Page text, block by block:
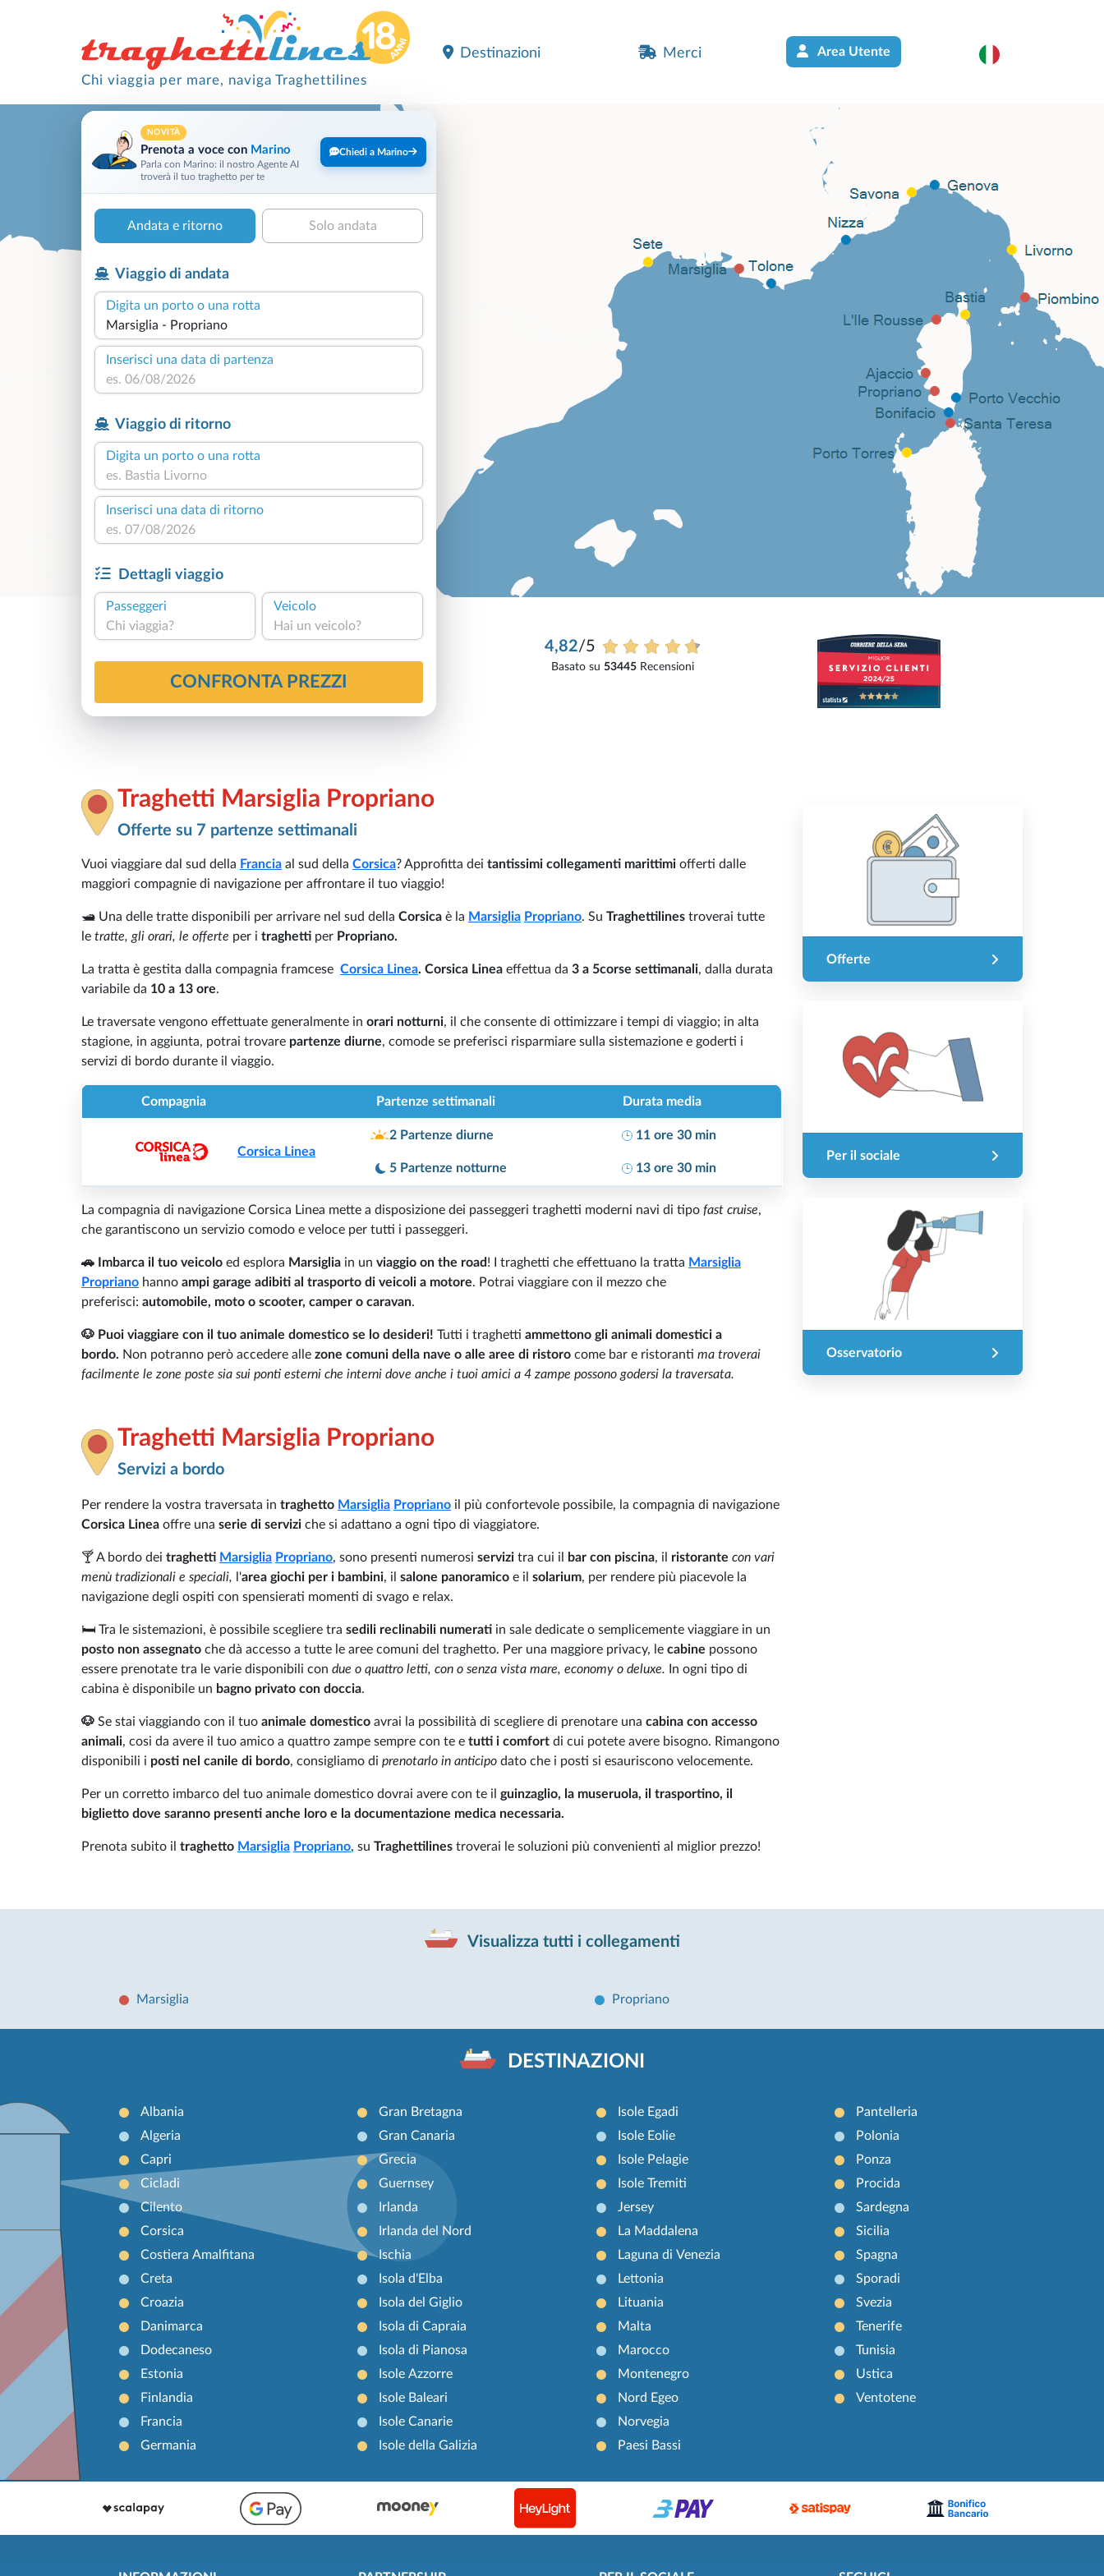
Chi viaggia per mare, naviga Traghettilines
Destinazioni Merci Area Utente
NOVITÀ
Prenota a voce con Marino
Parla con Marino: il nostro Agente AI
troverà il tuo traghetto per te
Chiedi a Marino
Andata e ritorno Solo andata
Viaggio di andata
Digita un porto o una rotta
Inserisci una data di partenza
Viaggio di ritorno
Digita un porto o una rotta
Inserisci una data di ritorno
Dettagli viaggio
Passeggeri
Chi viaggia?
Veicolo
Hai un veicolo?
CONFRONTA PREZZI
4,82/5
Basato su53445 Recensioni
Traghetti Marsiglia Propriano
Offerte su 7 partenze settimanali
Vuoi viaggiare dal sud della Francia al sud della Corsica? Approfitta dei tantissimi collegamenti marittimi offerti dalle
maggiori compagnie di navigazione per affrontare il tuo viaggio!
🛥️ Una delle tratte disponibili per arrivare nel sud della Corsica è la Marsiglia Propriano. Su Traghettilines troverai tutte
le tratte, gli orari, le offerte per i traghetti per Propriano.
La tratta è gestita dalla compagnia framcese Corsica Linea. Corsica Linea effettua da 3 a 5corse settimanali, dalla durata
variabile da 10 a 13 ore.
Le traversate vengono effettuate generalmente in orari notturni, il che consente di ottimizzare i tempi di viaggio; in alta
stagione, in aggiunta, potrai trovare partenze diurne, comode se preferisci risparmiare sulla sistemazione e goderti i
servizi di bordo durante il viaggio.
Compagnia Partenze settimanali Durata media
Corsica Linea
2 Partenze diurne
5 Partenze notturne
11 ore 30 min
13 ore 30 min
La compagnia di navigazione Corsica Linea mette a disposizione dei passeggeri traghetti moderni navi di tipo fast cruise,
che garantiscono un servizio comodo e veloce per tutti i passeggeri.
🚗 Imbarca il tuo veicolo ed esplora Marsiglia in un viaggio on the road! I traghetti che effettuano la tratta Marsiglia
Propriano hanno ampi garage adibiti al trasporto di veicoli a motore. Potrai viaggiare con il mezzo che
preferisci: automobile, moto o scooter, camper o caravan.
🐶 Puoi viaggiare con il tuo animale domestico se lo desideri! Tutti i traghetti ammettono gli animali domestici a
bordo. Non potranno però accedere alle zone comuni della nave o alle aree di ristoro come bar e ristoranti ma troverai
facilmente le zone poste sia sui ponti esterni che interni dove anche i tuoi amici a 4 zampe possono godersi la traversata.
Traghetti Marsiglia Propriano
Servizi a bordo
Per rendere la vostra traversata in traghetto Marsiglia Propriano il più confortevole possibile, la compagnia di navigazione
Corsica Linea offre una serie di servizi che si adattano a ogni tipo di viaggiatore.
🍸 A bordo dei traghetti Marsiglia Propriano, sono presenti numerosi servizi tra cui il bar con piscina, il ristorante con vari
menù tradizionali e speciali,
l'area giochi per i bambini, il salone panoramico e il solarium, per rendere più piacevole la
navigazione degli ospiti con spensierati momenti di svago e relax.
🛏️ Tra le sistemazioni, è possibile scegliere tra sedili reclinabili numerati in sale dedicate o semplicemente viaggiare in un
posto non assegnato che dà accesso a tutte le aree comuni del traghetto. Per una maggiore privacy, le cabine possono
essere prenotate tra le varie disponibili con due o quattro letti, con o senza vista mare, economy o deluxe.
In ogni tipo di
cabina è disponibile un bagno privato con doccia.
🐶 Se stai viaggiando con il tuo animale domestico avrai la possibilità di scegliere di prenotare una cabina con accesso
animali, cosi da avere il tuo amico a quattro zampe sempre con te e tutti i comfort di cui potete avere bisogno. Rimangono
disponibili i posti nel canile di bordo, consigliamo di prenotarlo in anticipo dato che i posti si esauriscono velocemente.
Per un corretto imbarco del tuo animale domestico dovrai avere con te il guinzaglio, la museruola, il trasportino, il
biglietto dove saranno presenti anche loro e la documentazione medica necessaria.
Prenota subito il traghetto Marsiglia Propriano, su Traghettilines troverai le soluzioni più convenienti al miglior prezzo!
Offerte
Per il sociale
Osservatorio
Visualizza tutti i collegamenti
Marsiglia Propriano
DESTINAZIONI
Albania
Algeria
Capri
Cicladi
Cilento
Corsica
Costiera Amalfitana
Creta
Croazia
Danimarca
Dodecaneso
Estonia
Finlandia
Francia
Germania
Gran Bretagna
Gran Canaria
Grecia
Guernsey
Irlanda
Irlanda del Nord
Ischia
Isola d'Elba
Isola del Giglio
Isola di Capraia
Isola di Pianosa
Isole Azzorre
Isole Baleari
Isole Canarie
Isole della Galizia
Isole Egadi
Isole Eolie
Isole Pelagie
Isole Tremiti
Jersey
La Maddalena
Laguna di Venezia
Lettonia
Lituania
Malta
Marocco
Montenegro
Nord Egeo
Norvegia
Paesi Bassi
Pantelleria
Polonia
Ponza
Procida
Sardegna
Sicilia
Spagna
Sporadi
Svezia
Tenerife
Tunisia
Ustica
Ventotene